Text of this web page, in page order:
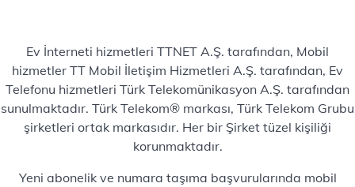
Ev İnterneti hizmetleri TTNET A.Ş. tarafından, Mobil
hizmetler TT Mobil İletişim Hizmetleri A.Ş. tarafından, Ev
Telefonu hizmetleri Türk Telekomünikasyon A.Ş. tarafından
sunulmaktadır. Türk Telekom® markası, Türk Telekom Grubu
şirketleri ortak markasıdır. Her bir Şirket tüzel kişiliği
korunmaktadır.
Yeni abonelik ve numara taşıma başvurularında mobil